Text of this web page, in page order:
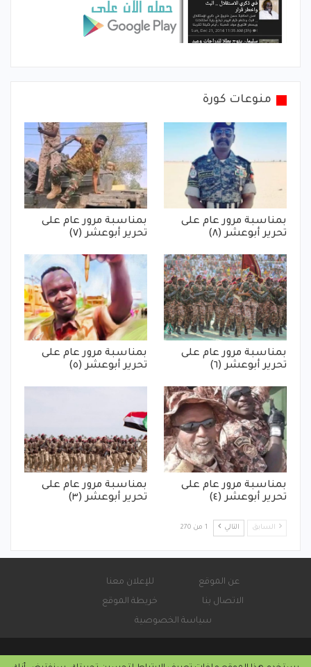
منوعات كورة
بمناسبة مرور عام على
تحرير أبوعشر (٨)
بمناسبة مرور عام على
تحرير أبوعشر (٧)
بمناسبة مرور عام على
تحرير أبوعشر (٦)
بمناسبة مرور عام على
تحرير أبوعشر (٥)
بمناسبة مرور عام على
تحرير أبوعشر (٤)
بمناسبة مرور عام على
تحرير أبوعشر (٣)
السابق التالي 1 من 270
عن الموقع
للإعلان معنا
الاتصال بنا
خريطة الموقع
سياسة الخصوصية